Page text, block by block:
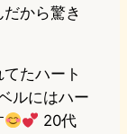
から驚き
たハート
ルにはハー
20代